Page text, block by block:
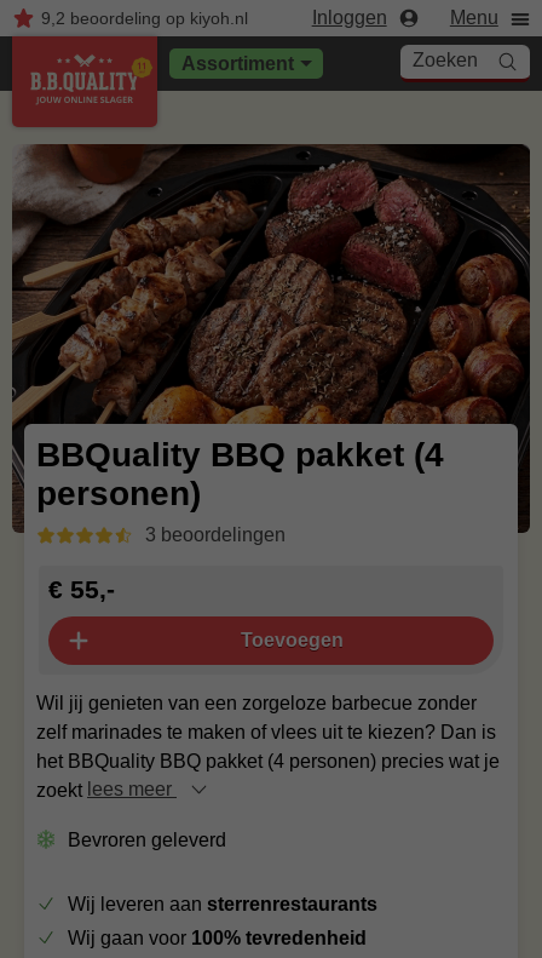
9,2 beoordelingop kiyoh.nl Inloggen Menu
Assortiment Zoeken
BBQuality BBQ pakket (4
personen)
3 beoordelingen
Wil jij genieten van een zorgeloze barbecue zonder
zelf marinades te maken of vlees uit te kiezen? Dan is
het BBQuality BBQ pakket (4 personen) precies wat je
zoekt lees meer
Bevroren geleverd
€ 55,-
Toevoegen
Wij leveren aan sterrenrestaurants
Wij gaan voor 100% tevredenheid